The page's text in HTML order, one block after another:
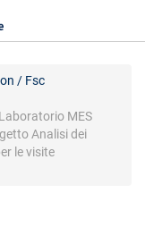
/ Fsc
MES
Analisi dei
le visite